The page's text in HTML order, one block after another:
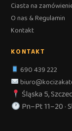
Ciasta na
O nas & Regulamin
Kontakt
KONTAKT
690 439 222
Śląska 5,
Pn–Pt 11–20 ·